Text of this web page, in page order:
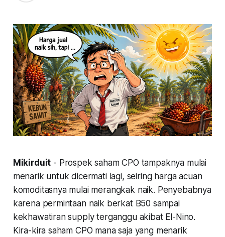
Mikirduit - Prospek saham CPO tampaknya mulai
menarik untuk dicermati lagi, seiring harga acuan
komoditasnya mulai merangkak naik. Penyebabnya
karena permintaan naik berkat B50 sampai
kekhawatiran supply terganggu akibat El-Nino.
Kira-kira saham CPO mana saja yang menarik